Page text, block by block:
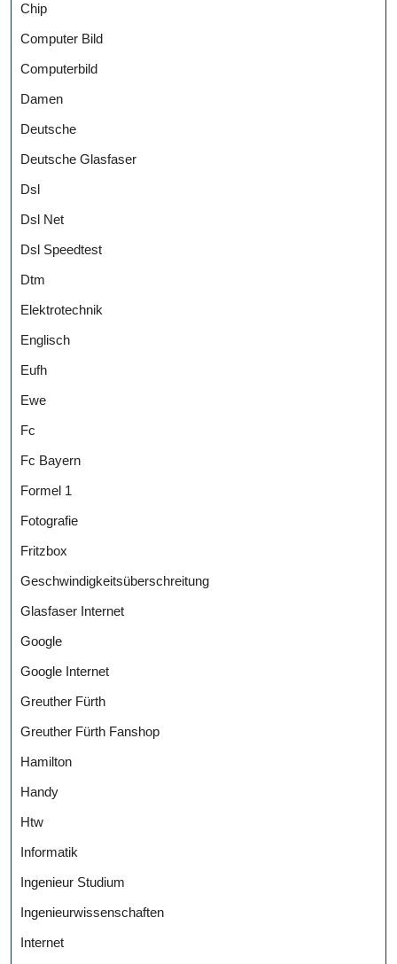
Chip
Computer Bild
Computerbild
Damen
Deutsche
Deutsche Glasfaser
Dsl
Dsl Net
Dsl Speedtest
Dtm
Elektrotechnik
Englisch
Eufh
Ewe
Fc
Fc Bayern
Formel 1
Fotografie
Fritzbox
Geschwindigkeitsüberschreitung
Glasfaser Internet
Google
Google Internet
Greuther Fürth
Greuther Fürth Fanshop
Hamilton
Handy
Htw
Informatik
Ingenieur Studium
Ingenieurwissenschaften
Internet